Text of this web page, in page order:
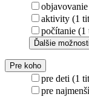
aktivity (1
počítanie (1
Ďalšie možnosti
Pre koho
pre deti (1
pre